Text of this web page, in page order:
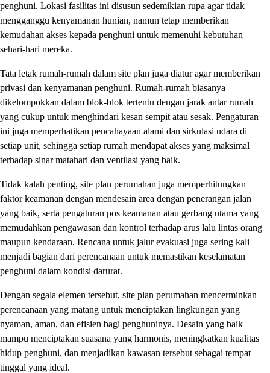
penghuni. Lokasi fasilitas ini disusun sedemikian rupa agar tidak
mengganggu kenyamanan hunian, namun tetap memberikan
kemudahan akses kepada penghuni untuk memenuhi kebutuhan
sehari-hari mereka.
Tata letak rumah-rumah dalam site plan juga diatur agar memberikan
privasi dan kenyamanan penghuni. Rumah-rumah biasanya
dikelompokkan dalam blok-blok tertentu dengan jarak antar rumah
yang cukup untuk menghindari kesan sempit atau sesak. Pengaturan
ini juga memperhatikan pencahayaan alami dan sirkulasi udara di
setiap unit, sehingga setiap rumah mendapat akses yang maksimal
terhadap sinar matahari dan ventilasi yang baik.
Tidak kalah penting, site plan perumahan juga memperhitungkan
faktor keamanan dengan mendesain area dengan penerangan jalan
yang baik, serta pengaturan pos keamanan atau gerbang utama yang
memudahkan pengawasan dan kontrol terhadap arus lalu lintas orang
maupun kendaraan. Rencana untuk jalur evakuasi juga sering kali
menjadi bagian dari perencanaan untuk memastikan keselamatan
penghuni dalam kondisi darurat.
Dengan segala elemen tersebut, site plan perumahan mencerminkan
perencanaan yang matang untuk menciptakan lingkungan yang
nyaman, aman, dan efisien bagi penghuninya. Desain yang baik
mampu menciptakan suasana yang harmonis, meningkatkan kualitas
hidup penghuni, dan menjadikan kawasan tersebut sebagai tempat
tinggal yang ideal.